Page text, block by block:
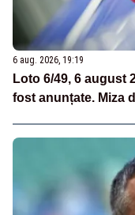
6 aug. 2026, 19:19
Loto 6/49, 6 august
fost anunțate. Miza